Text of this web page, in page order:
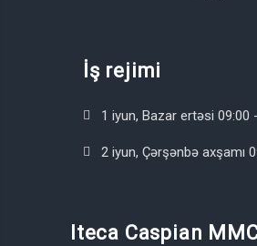
İş rejimi
1 iyun, Bazar ertəsi 09:00
2 iyun, Çərşənbə axşamı
Iteca Caspian